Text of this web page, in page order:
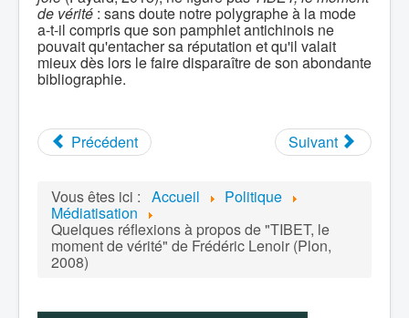
de vérité : sans doute notre polygraphe à la mode
a-t-il compris que son pamphlet antichinois ne
pouvait qu'entacher sa réputation et qu'il valait
mieux dès lors le faire disparaître de son abondante
bibliographie.
Précédent Suivant
Vous êtes ici : Accueil Politique
Médiatisation
Quelques réflexions à propos de "TIBET, le
moment de vérité" de Frédéric Lenoir (Plon,
2008)